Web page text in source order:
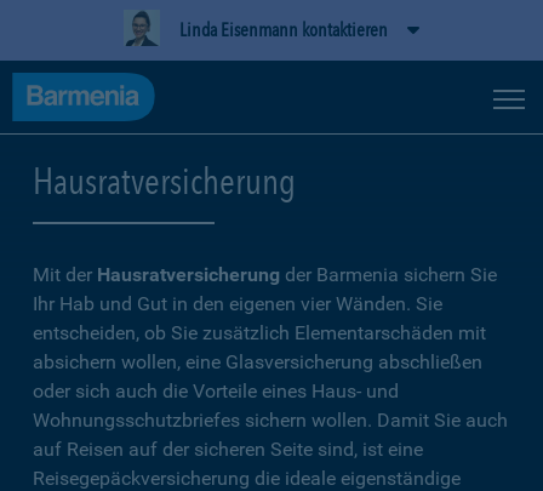
Linda Eisenmann kontaktieren
Hausratversicherung
Mit der Hausratversicherung der Barmenia sichern Sie
Ihr Hab und Gut in den eigenen vier Wänden. Sie
entscheiden, ob Sie zusätzlich Elementarschäden mit
absichern wollen, eine Glasversicherung abschließen
oder sich auch die Vorteile eines Haus- und
Wohnungsschutzbriefes sichern wollen. Damit Sie auch
auf Reisen auf der sicheren Seite sind, ist eine
Reisegepäckversicherung die ideale eigenständige